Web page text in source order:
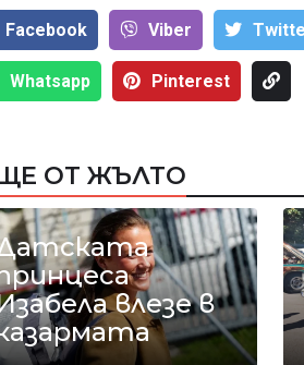
Facebook Viber
Whatsapp Pinterest
ОТ ЖЪЛТО
влезе в